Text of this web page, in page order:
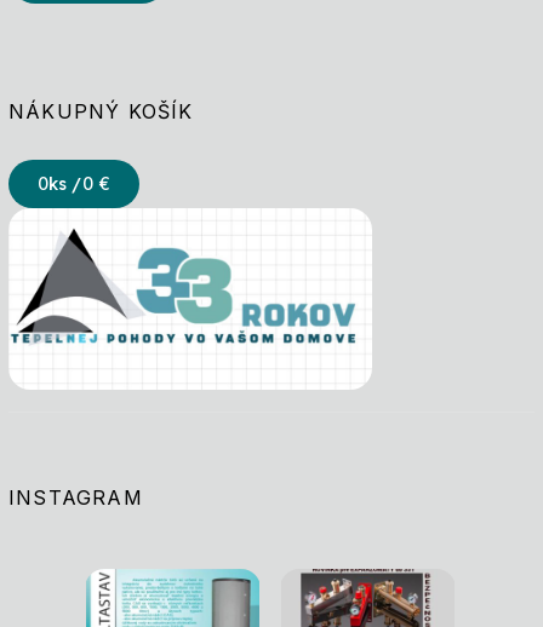
NÁKUPNÝ KOŠÍK
0ks /0 €
INSTAGRAM